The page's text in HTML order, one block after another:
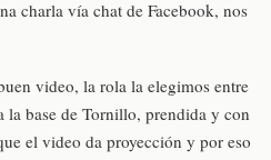
charla vía chat de Facebook, nos
video, la rola la elegimos entre
la base de Tornillo, prendida y con
el video da proyección y por eso